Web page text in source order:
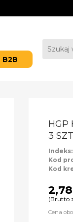
B2B
HGP
3
Indeks:
Kod
Kod
2,78
(Brutto
Cena